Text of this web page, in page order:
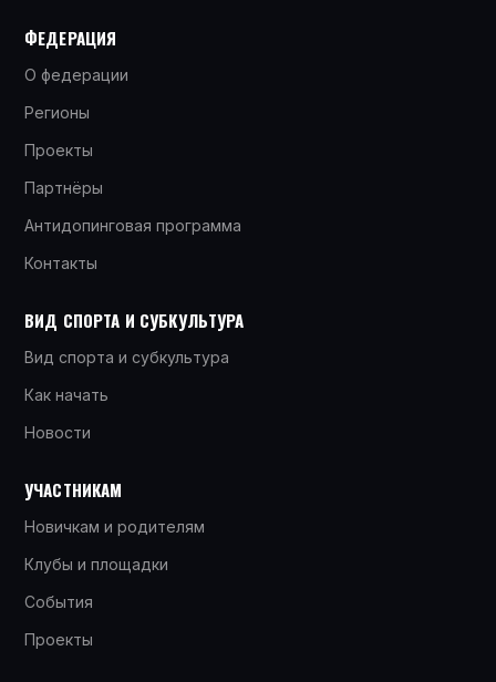
ФЕДЕРАЦИЯ
О федерации
Регионы
Проекты
Партнёры
Антидопинговая программа
Контакты
ВИД СПОРТА И СУБКУЛЬТУРА
Вид спорта и субкультура
Как начать
Новости
УЧАСТНИКАМ
Новичкам и родителям
Клубы и площадки
События
Проекты